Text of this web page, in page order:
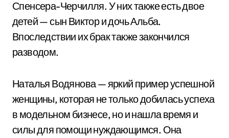
Спенсера-Черчилля. У них также есть двое
детей — сын Виктор и дочь Альба.
Впоследствии их брак также закончился
разводом.
Наталья Водянова — яркий пример успешной
женщины, которая не только добилась успеха
в модельном бизнесе, но и нашла время и
силы для помощи нуждающимся. Она